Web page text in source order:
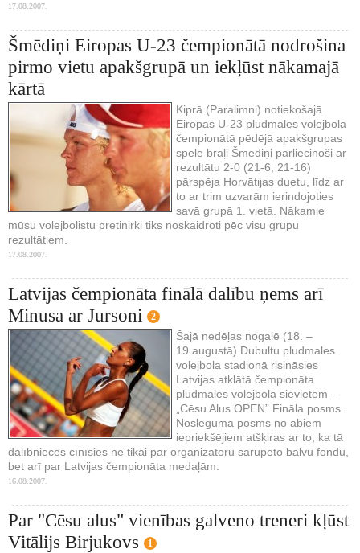
17.08.2007.
Šmēdiņi Eiropas U-23 čempionātā nodrošina
pirmo vietu apakšgrupā un iekļūst nākamajā
kārtā
Kiprā (Paralimni) notiekošajā
Eiropas U-23 pludmales volejbola
čempionātā pēdējā apakšgrupas
spēlē brāļi Šmēdiņi pārliecinoši ar
rezultātu 2-0 (21-6; 21-16)
pārspēja Horvātijas duetu, līdz ar
to ar trim uzvarām ierindojoties
savā grupā 1. vietā. Nākamie
mūsu volejbolistu pretinirki tiks noskaidroti pēc visu grupu
rezultātiem.
17.08.2007.
Latvijas čempionāta finālā dalību ņems arī
Minusa ar Jursoni
2
Šajā nedēļas nogalē (18. –
19.augustā) Dubultu pludmales
volejbola stadionā risināsies
Latvijas atklātā čempionāta
pludmales volejbolā sievietēm –
„Cēsu Alus OPEN” Fināla posms.
Noslēguma posms no abiem
iepriekšējiem atšķiras ar to, ka tā
dalībnieces cīnīsies ne tikai par organizatoru sarūpēto balvu fondu,
bet arī par Latvijas čempionāta medaļām.
16.08.2007.
Par "Cēsu alus" vienības galveno treneri kļūst
Vitālijs Birjukovs
1